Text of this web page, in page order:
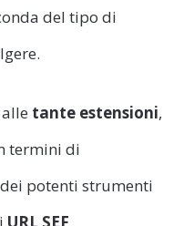
del tipo di
tante estensioni,
termini di
potenti strumenti